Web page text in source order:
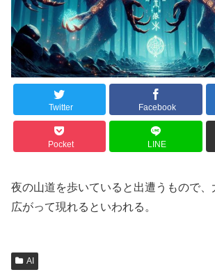
Twitter Facebook
Pocket LINE
夜の山道を歩いていると出遭うもので、
広がって現れるといわれる。
AI